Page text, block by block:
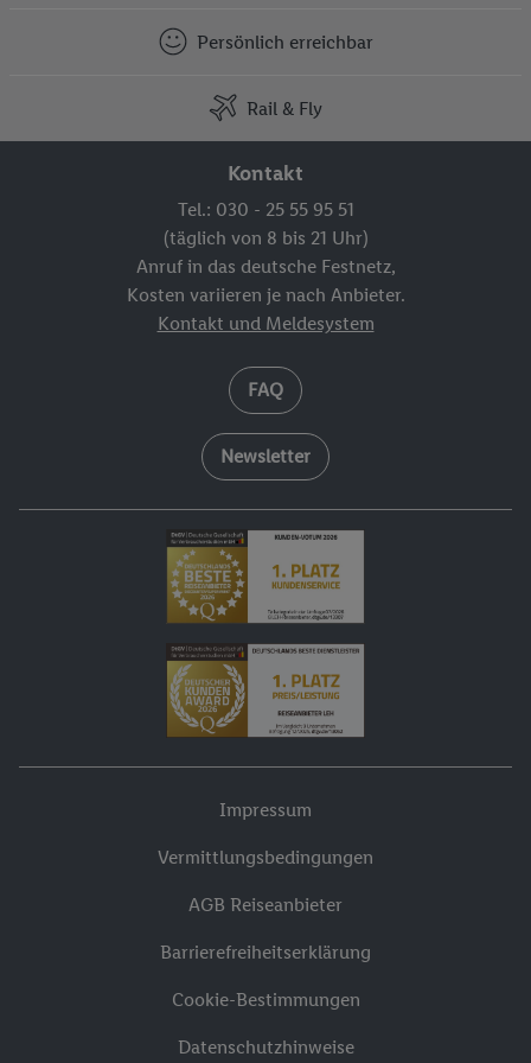
Persönlich erreichbar
Rail & Fly
Kontakt
Tel.: 030 - 25 55 95 51
(täglich von 8 bis 21 Uhr)
Anruf in das deutsche Festnetz,
Kosten variieren je nach Anbieter.
Kontakt und Meldesystem
FAQ
Newsletter
Impressum
Vermittlungsbedingungen
AGB Reiseanbieter
Barrierefreiheitserklärung
Cookie-Bestimmungen
Datenschutzhinweise